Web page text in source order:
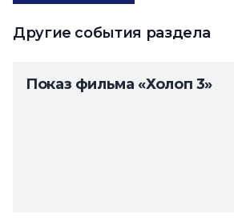
Другие события раздела
Показ фильма «Холоп 3»